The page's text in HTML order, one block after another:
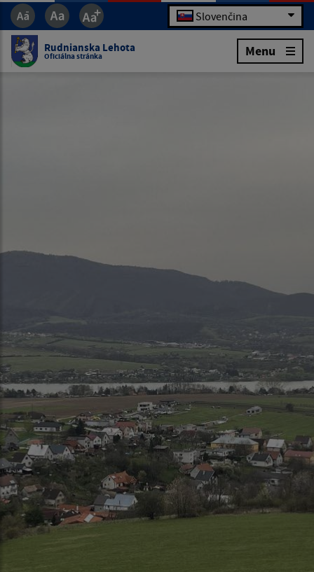
Slovenčina
Rudnianska Lehota
Oficiálna stránka Menu